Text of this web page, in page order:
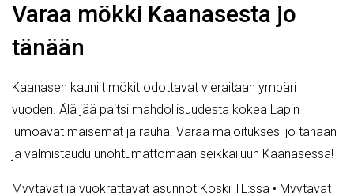
Varaa mökki Kaanasesta jo
tänään
Kaanasen kauniit mökit odottavat vieraitaan ympäri
vuoden. Älä jää paitsi mahdollisuudesta kokea Lapin
lumoavat maisemat ja rauha. Varaa majoituksesi jo tänään
ja valmistaudu unohtumattomaan seikkailuun Kaanasessa!
Myytävät ja vuokrattavat asunnot Koski TL:ssä • Myytävät